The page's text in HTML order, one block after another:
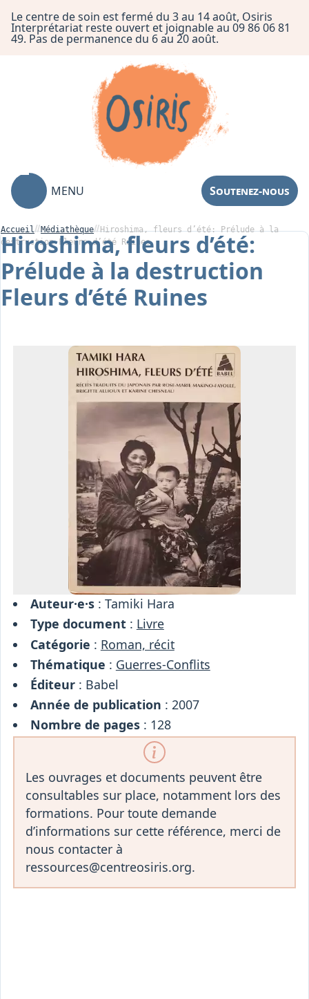
Le centre de soin est fermé du 3 au 14 août, Osiris
Interprétariat reste ouvert et joignable au 09 86 06 81
49. Pas de permanence du 6 au 20 août.
MENU Soutenez-nous
Association
Centre de Soin
Ressources
Accueil Médiathèque
Hiroshima, fleurs d’été: Prélude à la
destruction Fleurs d’été Ruines
Hiroshima, fleurs d’été:
Prélude à la destruction
Fleurs d’été Ruines
Auteur·e·s: Tamiki Hara
Type document: Livre
Catégorie : Roman, récit
Thématique : Guerres-Conflits
Éditeur: Babel
Année de publication : 2007
Nombre de pages: 128
Les ouvrages et documents peuvent être
consultables sur place, notamment lors des
formations. Pour toute demande
d’informations sur cette référence, merci de
nous contacter à
ressources@centreosiris.org.